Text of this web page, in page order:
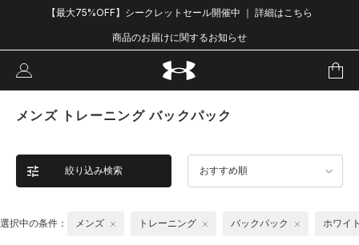
【最大75%OFF】シークレットセール開催中 ｜ 詳細はこちら
商品のお届けに関するお知らせ
メンズ トレーニング バックパック
絞り込み検索 おすすめ順
選択中の条件： メンズ トレーニング バックパック ホワイ